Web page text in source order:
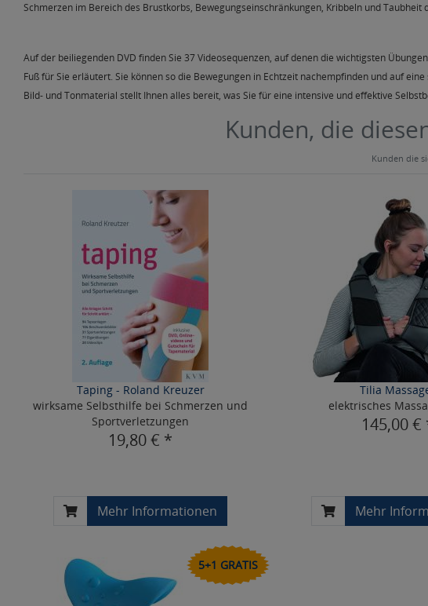
Schmerzen im Bereich des Brustkorbs, Bewegungseinschränkungen, Kribbeln und
Auf der beiliegenden DVD finden Sie 37 Videosequenzen, auf denen die wichtigsten
Fuß für Sie erläutert. Sie können so die Bewegungen in Echtzeit nachempfinden und auf
Bild- und Tonmaterial stellt Ihnen alles bereit, was Sie für eine intensive und effektive
Kunden, die
Kunden die
Taping - Roland Kreuzer
wirksame Selbsthilfe bei Schmerzen und
Sportverletzungen
19,80 € *
Mehr Informationen
Tilia
elektrisches
145,00 €
Mehr
5+1 GRATIS